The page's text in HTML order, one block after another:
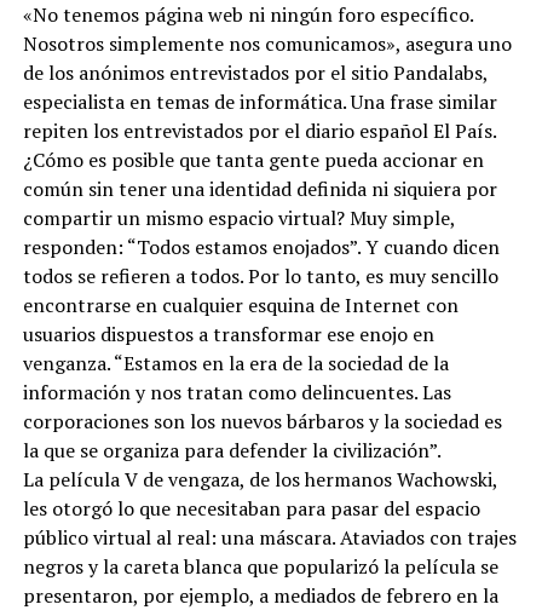
«No tenemos página web ni ningún foro específico.
Nosotros simplemente nos comunicamos», asegura uno
de los anónimos entrevistados por el sitio Pandalabs,
especialista en temas de informática. Una frase similar
repiten los entrevistados por el diario español El País.
¿Cómo es posible que tanta gente pueda accionar en
común sin tener una identidad definida ni siquiera por
compartir un mismo espacio virtual? Muy simple,
responden: “Todos estamos enojados”. Y cuando dicen
todos se refieren a todos. Por lo tanto, es muy sencillo
encontrarse en cualquier esquina de Internet con
usuarios dispuestos a transformar ese enojo en
venganza. “Estamos en la era de la sociedad de la
información y nos tratan como delincuentes. Las
corporaciones son los nuevos bárbaros y la sociedad es
la que se organiza para defender la civilización”.
La película V de vengaza, de los hermanos Wachowski,
les otorgó lo que necesitaban para pasar del espacio
público virtual al real: una máscara. Ataviados con trajes
negros y la careta blanca que popularizó la película se
presentaron, por ejemplo, a mediados de febrero en la